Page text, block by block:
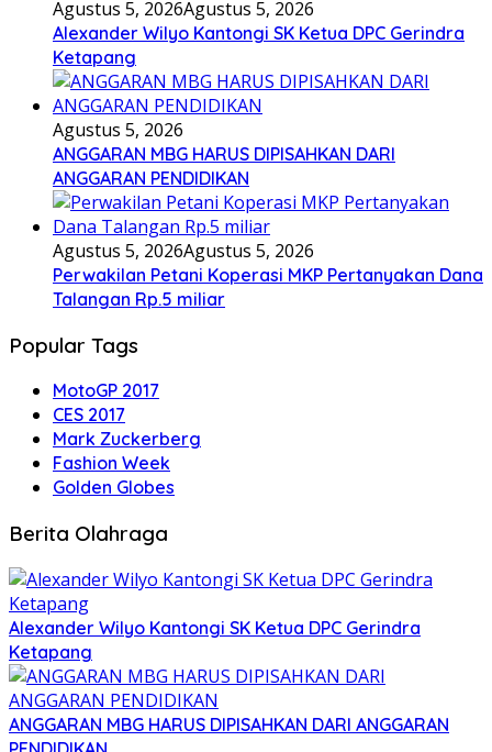
Agustus 5, 2026Agustus 5, 2026
Alexander Wilyo Kantongi SK Ketua DPC Gerindra
Ketapang
Agustus 5, 2026
ANGGARAN MBG HARUS DIPISAHKAN DARI
ANGGARAN PENDIDIKAN
Agustus 5, 2026Agustus 5, 2026
Perwakilan Petani Koperasi MKP Pertanyakan Dana
Talangan Rp.5 miliar
Popular Tags
MotoGP 2017
CES 2017
Mark Zuckerberg
Fashion Week
Golden Globes
Berita Olahraga
Alexander Wilyo Kantongi SK Ketua DPC Gerindra
Ketapang
ANGGARAN MBG HARUS DIPISAHKAN DARI ANGGARAN